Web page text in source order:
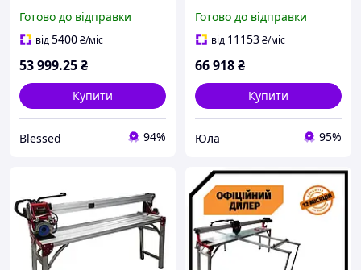
диск 120 см, довжина
1200мм
Готово до відправки
від5400₴/міс
53 999.25₴
Купити
Blessed 94%
автоматична подача
Готово до відправки
від 11153₴/міс
66 918₴
Купити
Юла 95%